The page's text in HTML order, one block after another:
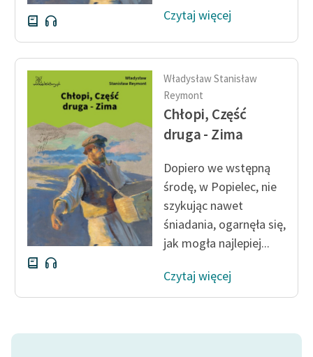
Czytaj więcej
Władysław Stanisław
Reymont
Chłopi, Część
druga - Zima
Dopiero we wstępną
środę, w Popielec, nie
szykując nawet
śniadania, ogarnęła się,
jak mogła najlepiej...
Czytaj więcej